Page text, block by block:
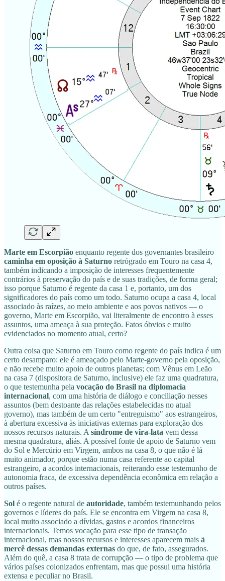
Marte em Escorpião enquanto regente dos governantes brasileiro
caminha em oposição à Saturno retrógrado em Touro na casa 4,
também indicando a imposição de interesses frequentemente
contrários à preservação do país e de suas tradições, de forma geral;
isso porque Saturno é regente da casa 1 e, portanto, um dos
significadores do país como um todo. Saturno ocupa a casa 4, local
associado às raízes, ao meio ambiente e aos povos nativos — o
governo, Marte em Escorpião, vai literalmente de encontro à esses
assuntos, uma ameaça à sua proteção. Fatos óbvios e muito
evidenciados no momento atual, certo?
Outra coisa que Saturno em Touro como regente do país indica é um
certo desamparo: ele é ameaçado pelo Marte-governo pela oposição,
e não recebe muito apoio de outros planetas; com Vênus em Leão
na casa 7 (dispositora de Saturno, inclusive) ele faz uma quadratura,
o que testemunha pela vocação do Brasil na diplomacia
internacional, com uma história de diálogo e conciliação nesses
assuntos (bem destoante das relações estabelecidas no atual
governo), mas também de um certo "entreguismo" aos estrangeiros,
à abertura excessiva às iniciativas externas para exploração dos
nossos recursos naturais. A síndrome de vira-lata vem dessa
mesma quadratura, aliás. A possível fonte de apoio de Saturno vem
do Sol e Mercúrio em Virgem, ambos na casa 8, o que não é lá
muito animador, porque estão numa casa referente ao capital
estrangeiro, a acordos internacionais, reiterando esse testemunho de
autonomia fraca, de excessiva dependência econômica em relação a
outros países.
Sol é o regente natural de autoridade, também testemunhando pelos
governos e líderes do país. Ele se encontra em Virgem na casa 8,
local muito associado a dívidas, gastos e acordos financeiros
internacionais. Temos vocação para esse tipo de transação
internacional, mas nossos recursos e interesses aparecem mais à
mercê dessas demandas externas do que, de fato, assegurados.
Além do quê, a casa 8 trata de corrupção — o tipo de problema que
vários países colonizados enfrentam, mas que possui uma história
extensa e peculiar no Brasil.